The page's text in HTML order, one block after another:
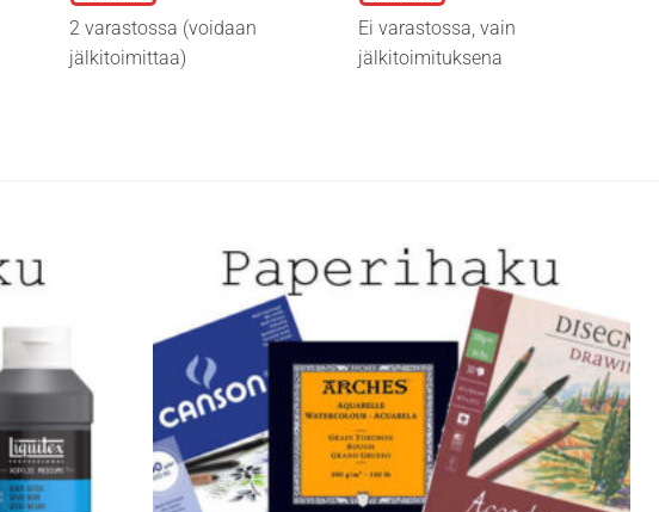
on
useampi
muunnelma.
2 varastossa (voidaan
jälkitoimittaa)
on
useampi
muunnelma.
Ei varastossa, vain
jälkitoimituksena